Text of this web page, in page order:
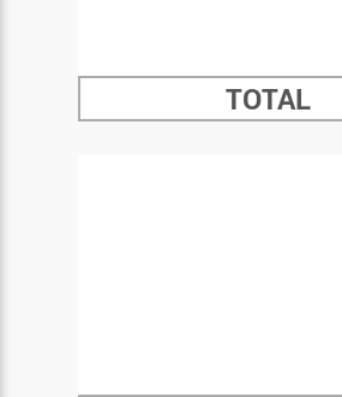
TOTAL